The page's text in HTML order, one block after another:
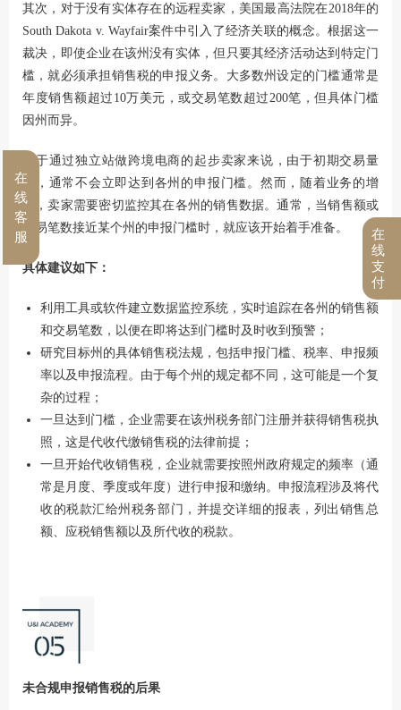
其次，对于没有实体存在的远程卖家，美国最高法院在2018年的
South Dakota v. Wayfair案件中引入了经济关联的概念。根据这一
裁决，即使企业在该州没有实体，但只要其经济活动达到特定门
槛，就必须承担销售税的申报义务。大多数州设定的门槛通常是
年度销售额超过10万美元，或交易笔数超过200笔，但具体门槛
因州而异。
对于通过独立站做跨境电商的起步卖家来说，由于初期交易量
小，通常不会立即达到各州的申报门槛。然而，随着业务的增
长，卖家需要密切监控其在各州的销售数据。通常，当销售额或
交易笔数接近某个州的申报门槛时，就应该开始着手准备。
具体建议如下：
利用工具或软件建立数据监控系统，实时追踪在各州的销售额
和交易笔数，以便在即将达到门槛时及时收到预警；
研究目标州的具体销售税法规，包括申报门槛、税率、申报频
率以及申报流程。由于每个州的规定都不同，这可能是一个复
杂的过程；
一旦达到门槛，企业需要在该州税务部门注册并获得销售税执
照，这是代收代缴销售税的法律前提；
一旦开始代收销售税，企业就需要按照州政府规定的频率（通
常是月度、季度或年度）进行申报和缴纳。申报流程涉及将代
收的税款汇给州税务部门，并提交详细的报表，列出销售总
额、应税销售额以及所代收的税款。
未合规申报销售税的后果
在
线
客
服
在
线
支
付